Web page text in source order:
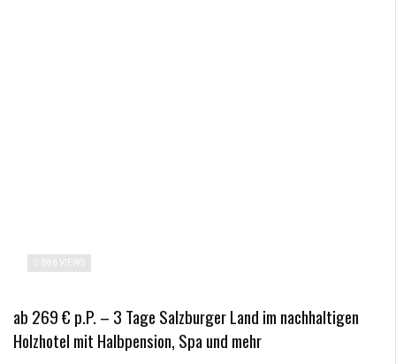
886 VIEWS
ab 269 € p.P. – 3 Tage Salzburger Land im nachhaltigen
Holzhotel mit Halbpension, Spa und mehr